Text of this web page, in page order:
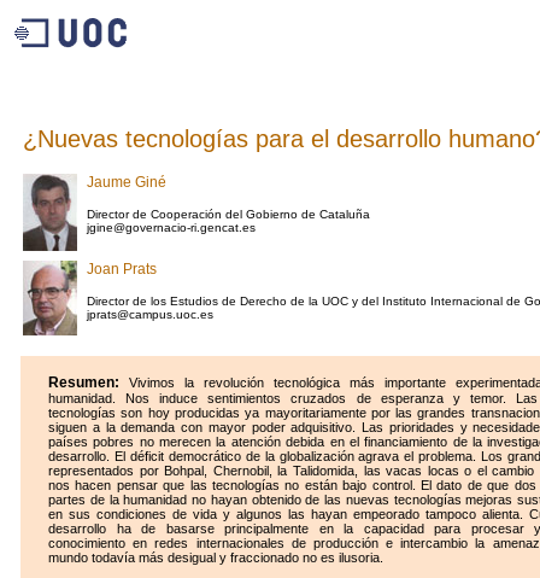
¿Nuevas tecnologías para el desarrollo
Jaume Giné
Director de Cooperación del Gobierno de Cataluña
jgine@governacio-ri.gencat.es
Joan Prats
Director de los Estudios de Derecho de la UOC y del Instituto Internacional de
jprats@campus.uoc.es
Resumen: Vivimos la revolución tecnológica más importante
humanidad. Nos induce sentimientos cruzados de esperanza y temor.
tecnologías son hoy producidas ya mayoritariamente por las grandes
siguen a la demanda con mayor poder adquisitivo. Las prioridades y
países pobres no merecen la atención debida en el financiamiento de la
desarrollo. El déficit democrático de la globalización agrava el problema. Los
representados por Bohpal, Chernobil, la Talidomida, las vacas locas o el cambio
nos hacen pensar que las tecnologías no están bajo control. El dato de que dos
partes de la humanidad no hayan obtenido de las nuevas tecnologías mejoras
en sus condiciones de vida y algunos las hayan empeorado tampoco alienta.
desarrollo ha de basarse principalmente en la capacidad para procesar
conocimiento en redes internacionales de producción e intercambio la
mundo todavía más desigual y fraccionado no es ilusoria.